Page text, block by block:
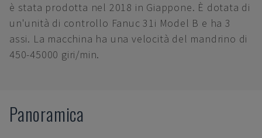
è stata prodotta nel 2018 in Giappone. È dotata di
un'unità di controllo Fanuc 31i Model B e ha 3
assi. La macchina ha una velocità del mandrino di
450-45000 giri/min.
Panoramica